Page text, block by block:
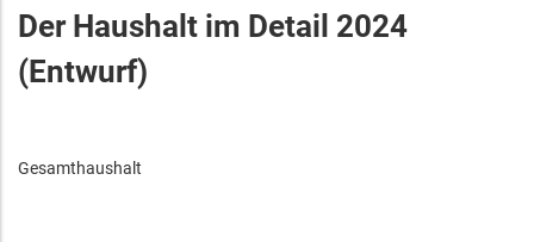
Der Haushalt im Detail 2024
(Entwurf)
Gesamthaushalt